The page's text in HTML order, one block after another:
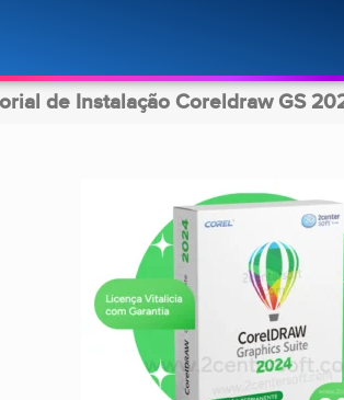
de Instalação Coreldraw GS